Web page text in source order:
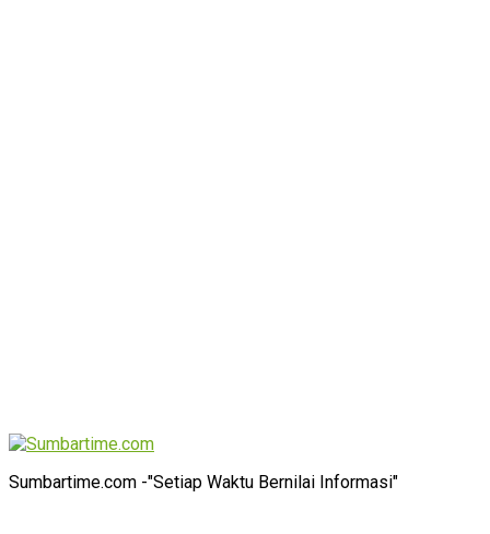
Sumbartime.com -"Setiap Waktu Bernilai Informasi"